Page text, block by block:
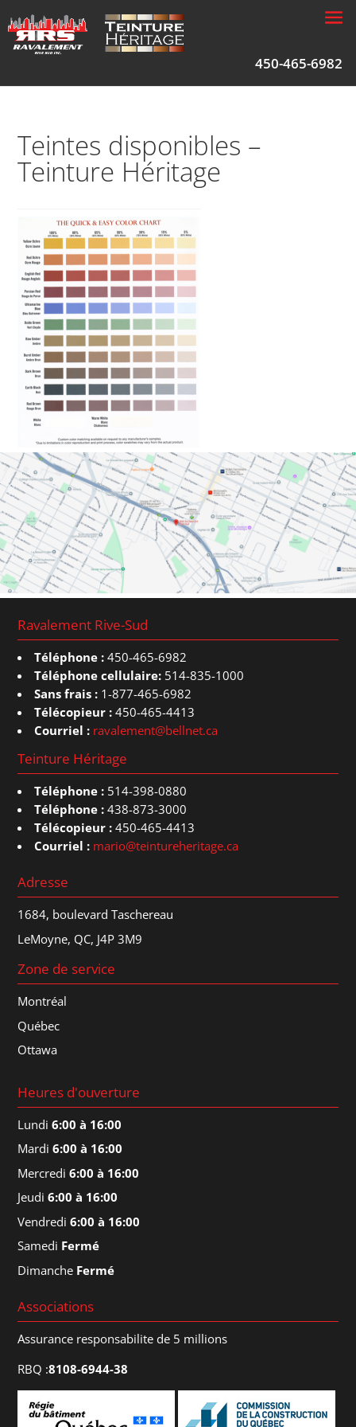
450-465-6982
Teintes disponibles –
Teinture Héritage
Ravalement Rive-Sud
Téléphone : 450-465-6982
Téléphone cellulaire: 514-835-1000
Sans frais : 1-877-465-6982
Télécopieur : 450-465-4413
Courriel : ravalement@bellnet.ca
Teinture Héritage
Téléphone : 514-398-0880
Téléphone : 438-873-3000
Télécopieur : 450-465-4413
Courriel : mario@teintureheritage.ca
Adresse
1684, boulevard Taschereau
LeMoyne, QC, J4P 3M9
Zone de service
Montréal
Québec
Ottawa
Heures d'ouverture
Lundi6:00 à 16:00
Mardi6:00 à 16:00
Mercredi6:00 à 16:00
Jeudi6:00 à 16:00
Vendredi6:00 à 16:00
Samedi Fermé
Dimanche Fermé
Associations
Assurance responsabilite de 5 millions
RBQ :8108-6944-38